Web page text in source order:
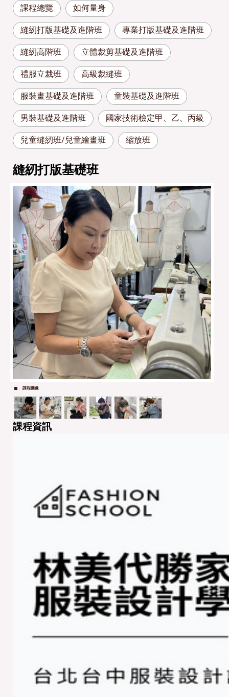
課程總覽 如何量身
縫紉打版基礎及進階班 專業打版基礎及進階班
縫紉高階班 立體裁剪基礎及進階班
禮服立裁班 高級裁縫班
服裝畫基礎及進階班 童裝基礎及進階班
男裝基礎及進階班 國家技術檢定甲、乙、丙級
兒童縫紉班/兒童繪畫班 縮放班
縫紉打版基礎班
課程圖像
課程資訊